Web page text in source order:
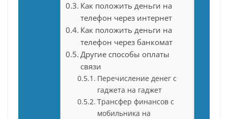
Как положить деньги на
телефон через интернет
Как положить деньги на
телефон через банкомат
Другие способы оплаты
связи
Перечисление денег с
гаджета на гаджет
Трансфер финансов с
мобильника на